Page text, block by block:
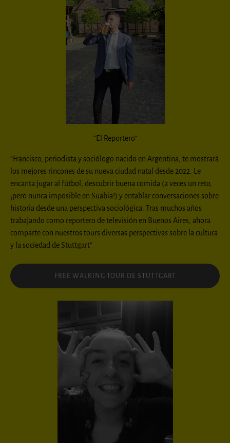
“El Reportero”
“Francisco, periodista y sociólogo nacido en Argentina, te mostrará
los mejores rincones de su nueva ciudad natal desde 2022. Le
encanta jugar al fútbol, descubrir buena comida (a veces un reto,
¡pero nunca imposible en Suabia!) y entablar conversaciones sobre
historia desde una perspectiva sociológica. Tras muchos años
trabajando como reportero de televisión en Buenos Aires, ahora
comparte con nuestros tours diversas perspectivas sobre la cultura
y la sociedad de Stuttgart”
FREE WALKING TOUR DE STUTTGART